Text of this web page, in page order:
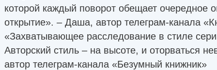
которой каждый поворот обещает
открытие». – Даша, автор телеграм-канала
«Захватывающее расследование в стиле
Авторский стиль – на высоте, и оторваться
автор телеграм-канала «Безумный книжник»